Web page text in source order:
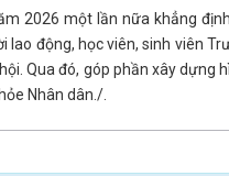
2026 một lần nữa khẳng
lao động, học viên, sinh viên
Qua đó, góp phần xây
Nhân dân./.